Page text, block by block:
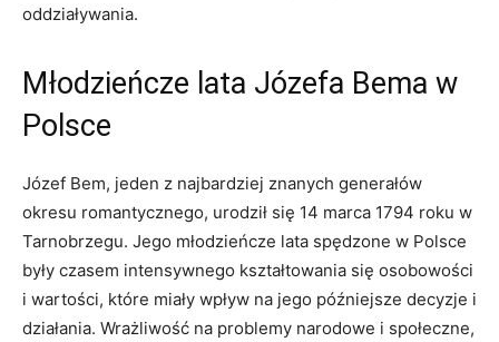
oddziaływania.
Młodzieńcze lata Józefa ‍Bema w
Polsce
Józef Bem, jeden z najbardziej znanych ​generałów
okresu romantycznego, urodził​ się 14 marca 1794 roku w
Tarnobrzegu. Jego młodzieńcze lata spędzone w Polsce
były ⁢czasem intensywnego kształtowania się osobowości
i⁣ wartości, które miały wpływ na jego późniejsze decyzje i
działania. Wrażliwość na ‌problemy narodowe i społeczne,